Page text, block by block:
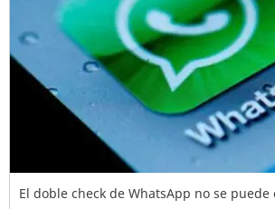
El doble check de WhatsApp no se